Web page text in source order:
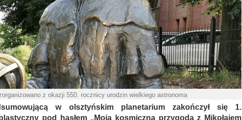
z okazji 550. rocznicy urodzin wielkiego astronoma
w olsztyńskim planetarium zakończył się 1.
pod hasłem „Moja kosmiczna przygoda z Mikołajem